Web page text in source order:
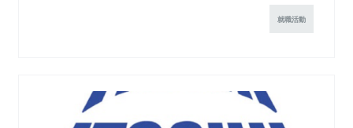
就職活動